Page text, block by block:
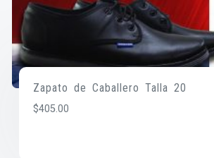
Zapato de Caballero Talla 20
$405.00